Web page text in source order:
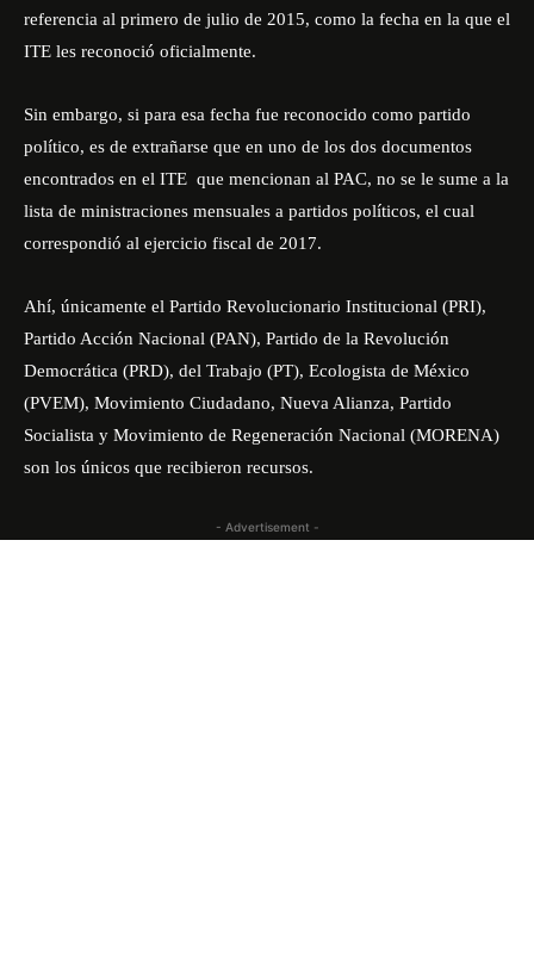
referencia al primero de julio de 2015, como la fecha en la que el
ITE les reconoció oficialmente.
Sin embargo, si para esa fecha fue reconocido como partido
político, es de extrañarse que en uno de los dos documentos
encontrados en el ITE que mencionan al PAC, no se le sume a la
lista de ministraciones mensuales a partidos políticos, el cual
correspondió al ejercicio fiscal de 2017.
Ahí, únicamente el Partido Revolucionario Institucional (PRI),
Partido Acción Nacional (PAN), Partido de la Revolución
Democrática (PRD), del Trabajo (PT), Ecologista de México
(PVEM), Movimiento Ciudadano, Nueva Alianza, Partido
Socialista y Movimiento de Regeneración Nacional (MORENA)
son los únicos que recibieron recursos.
- Advertisement -